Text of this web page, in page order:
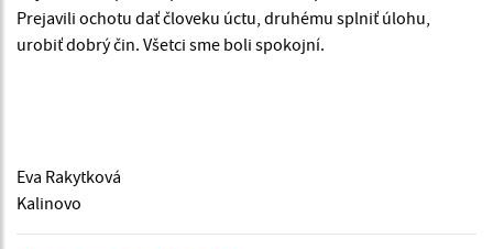
Prejavili ochotu dať človeku úctu, druhému splniť úlohu,
urobiť dobrý čin. Všetci sme boli spokojní.
Eva Rakytková
Kalinovo